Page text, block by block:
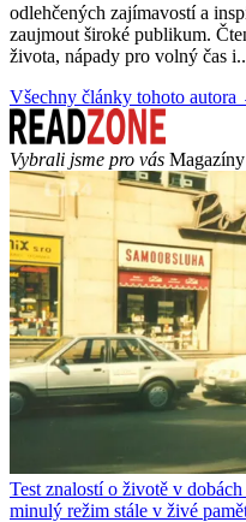
odlehčených zajímavostí a
zaujmout široké publikum.
života, nápady pro volný čas
Všechny články tohoto autora
Vybrali jsme pro vás
Test znalostí o životě v
minulý režim stále v živé